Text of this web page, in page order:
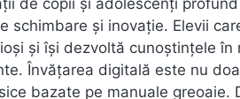
și inovație. Elevii
și își dezvoltă cunoștințele
Învățarea digitală este nu
bazate pe manuale greoaie.